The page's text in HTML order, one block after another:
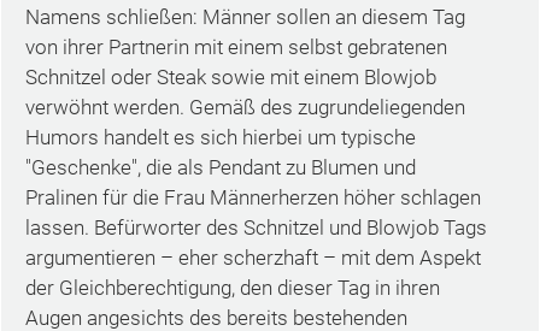
Namens schließen: Männer sollen an diesem Tag
von ihrer Partnerin mit einem selbst gebratenen
Schnitzel oder Steak sowie mit einem Blowjob
verwöhnt werden. Gemäß des zugrundeliegenden
Humors handelt es sich hierbei um typische
"Geschenke", die als Pendant zu Blumen und
Pralinen für die Frau Männerherzen höher schlagen
lassen. Befürworter des Schnitzel und Blowjob Tags
argumentieren – eher scherzhaft – mit dem Aspekt
der Gleichberechtigung, den dieser Tag in ihren
Augen angesichts des bereits bestehenden